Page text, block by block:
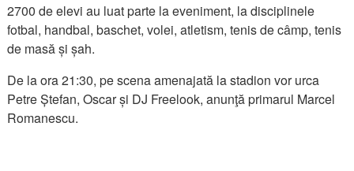
2700 de elevi au luat parte la eveniment, la disciplinele
fotbal, handbal, baschet, volei, atletism, tenis de câmp, tenis
de masă și șah.
De la ora 21:30, pe scena amenajată la stadion vor urca
Petre Ștefan, Oscar și DJ Freelook, anunţă primarul Marcel
Romanescu.